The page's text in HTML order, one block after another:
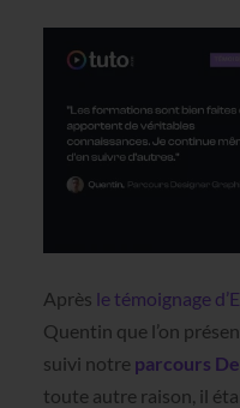
Après le témoignage
Quentin que l’on
suivi notre parcours
toute autre raison, il